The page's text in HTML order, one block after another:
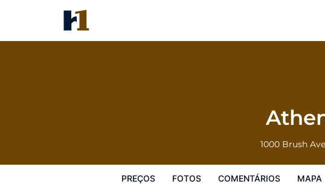
1000 Brush
PREÇOS FOTOS COMENTÁRIOS MAPA